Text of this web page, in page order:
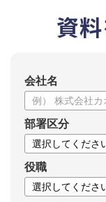
資
会社名
部署区分
役職